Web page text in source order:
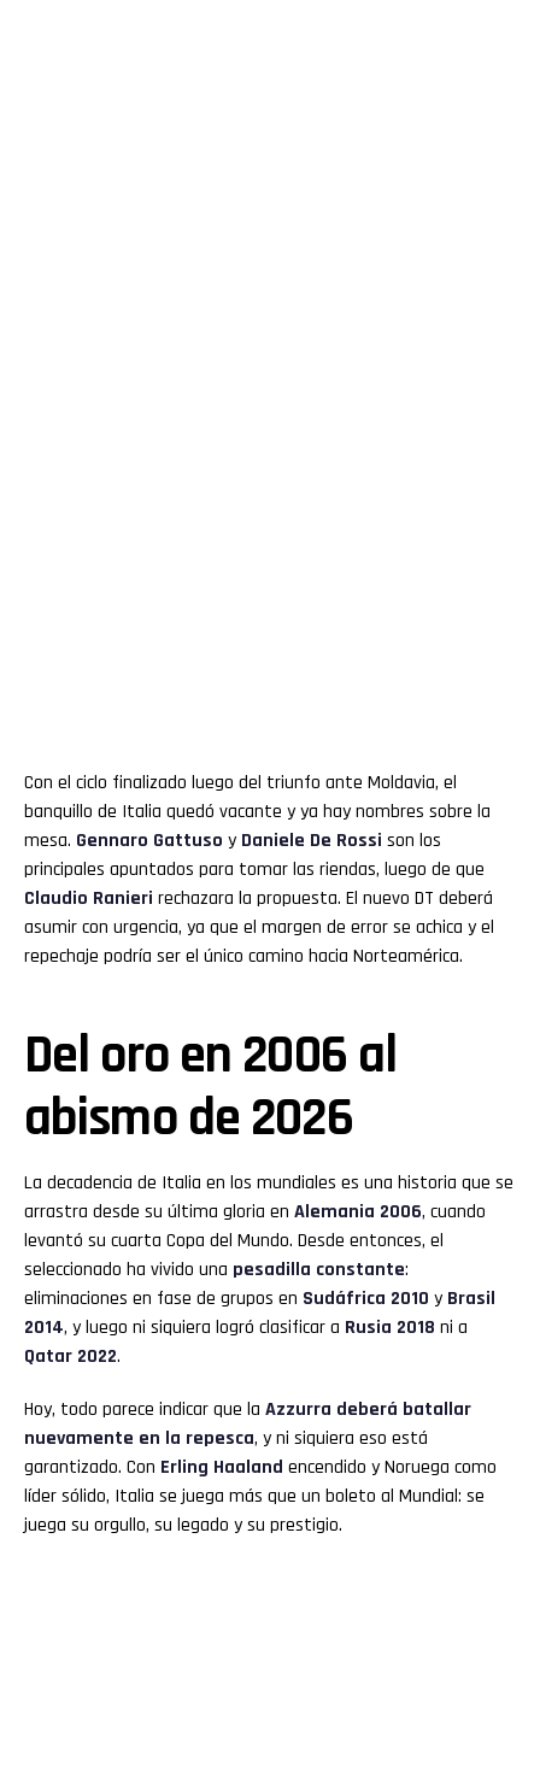
Con el ciclo finalizado luego del triunfo ante Moldavia, el
banquillo de Italia quedó vacante y ya hay nombres sobre la
mesa. Gennaro Gattuso y Daniele De Rossi son los
principales apuntados para tomar las riendas, luego de que
Claudio Ranieri rechazara la propuesta. El nuevo DT deberá
asumir con urgencia, ya que el margen de error se achica y el
repechaje podría ser el único camino hacia Norteamérica.
Del oro en 2006 al
abismo de 2026
La decadencia de Italia en los mundiales es una historia que se
arrastra desde su última gloria en Alemania 2006, cuando
levantó su cuarta Copa del Mundo. Desde entonces, el
seleccionado ha vivido una pesadilla constante:
eliminaciones en fase de grupos en Sudáfrica 2010 y Brasil
2014, y luego ni siquiera logró clasificar a Rusia 2018 ni a
Qatar 2022.
Hoy, todo parece indicar que la Azzurra deberá batallar
nuevamente en la repesca, y ni siquiera eso está
garantizado. Con Erling Haaland encendido y Noruega como
líder sólido, Italia se juega más que un boleto al Mundial: se
juega su orgullo, su legado y su prestigio.